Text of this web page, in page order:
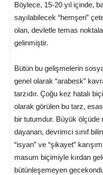
Böylece, 15-20 yıl içinde,
sayılabilecek “hemşeri”
olan, devletle temas
gelinmiştir.
Bütün bu gelişmelerin
genel olarak “arabesk”
tarzıdır. Çoğu kez hatalı
olarak görülen bu tarz,
bir tutumdur. Büyük ölçüde
dayanan, devrimci sınıf
“isyan” ve “şikayet”
masum biçimiyle kırdan
bütünleşemeyen